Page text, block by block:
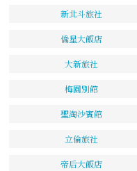
新北斗旅社
僑星大飯店
大新旅社
梅園別館
聖淘沙賓館
立倫旅社
帝后大飯店